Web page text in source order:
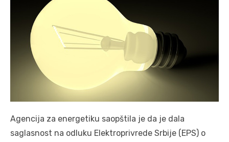
Agencija za energetiku saopštila je da je dala
saglasnost na odluku Elektroprivrede Srbije (EPS) o